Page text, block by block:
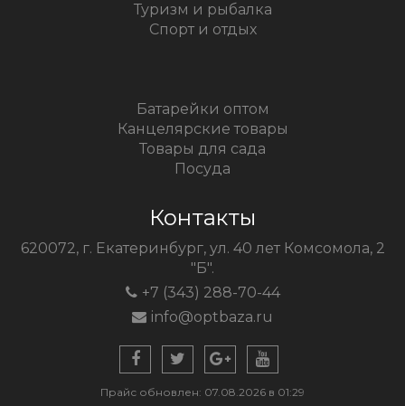
Туризм и рыбалка
Спорт и отдых
Батарейки оптом
Канцелярские товары
Товары для сада
Посуда
Контакты
620072, г. Екатеринбург, ул. 40 лет Комсомола, 2
"Б".
+7 (343) 288-70-44
info@optbaza.ru
Прайс обновлен: 07.08.2026 в 01:29